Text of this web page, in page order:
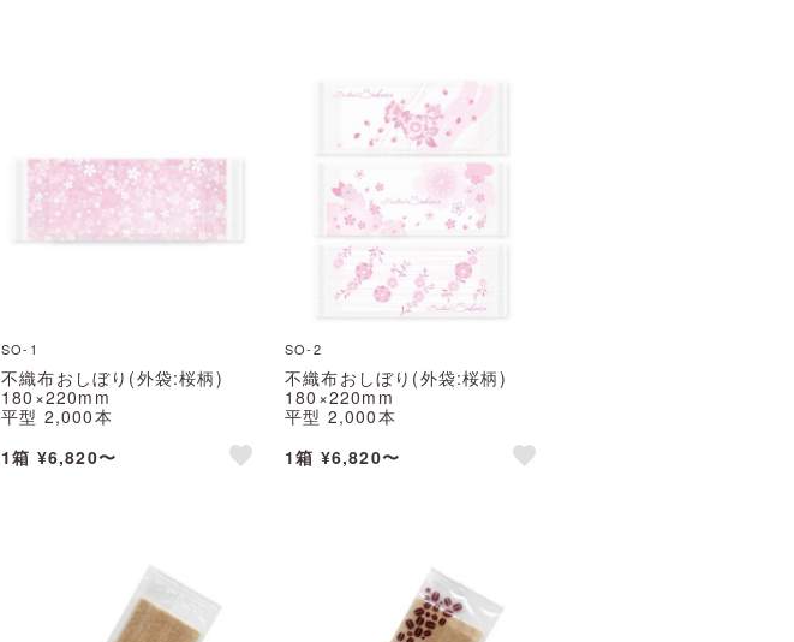
SO-1
不織布おしぼり(外袋:桜柄)
180×220mm
平型 2,000本
※北海道・沖縄・離島 送料別途
1箱 ¥6,820〜
SO-2
不織布おしぼり(外袋:桜柄)
180×220mm
平型 2,000本
※北海道・沖縄・離島 送料別途
1箱 ¥6,820〜